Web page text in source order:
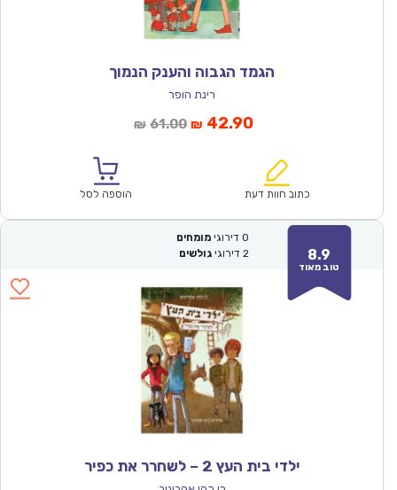
הגמד הגבוה והענק הנמוך
רינת הופר
₪ 61.00המחיר
₪61.00.
₪ 42.90המחיר
הוא:
כתוב חוות דעת הוספה לסל
8.9
טוב מאוד
0 דירוגי מומחים
2 דירוגי גולשים
ילדי בית העץ 2 – לשחרר את כפיר